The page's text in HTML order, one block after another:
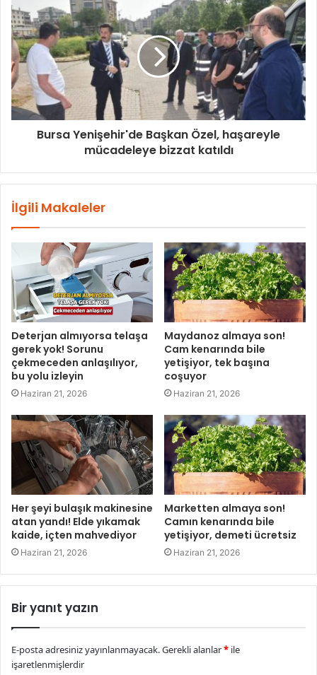
Bursa Yenişehir'de Başkan Özel, haşareyle
mücadeleye bizzat katıldı
İlgili Makaleler
Deterjan almıyorsa telaşa
gerek yok! Sorunu
çekmeceden anlaşılıyor,
bu yolu izleyin
Haziran 21, 2026
Maydanoz almaya son!
Cam kenarında bile
yetişiyor, tek başına
coşuyor
Haziran 21, 2026
Her şeyi bulaşık makinesine
atan yandı! Elde yıkamak
kaide, içten mahvediyor
Haziran 21, 2026
Marketten almaya son!
Camın kenarında bile
yetişiyor, demeti ücretsiz
Haziran 21, 2026
Bir yanıt yazın
E-posta adresiniz yayınlanmayacak.Gerekli alanlar* ile
işaretlenmişlerdir